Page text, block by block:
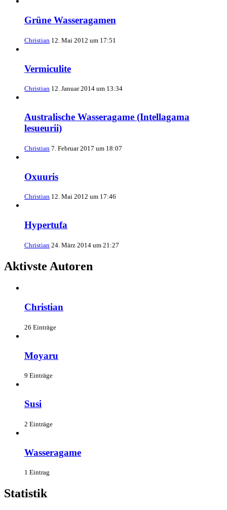
Grüne Wasseragamen
Christian 12. Mai 2012 um 17:51
Vermiculite
Christian 12. Januar 2014 um 13:34
Australische Wasseragame (Intellagama
lesueurii)
Christian 7. Februar 2017 um 18:07
Oxuuris
Christian 12. Mai 2012 um 17:46
Hypertufa
Christian 24. März 2014 um 21:27
Aktivste Autoren
Christian
26 Einträge
Moyaru
9 Einträge
Susi
2 Einträge
Wasseragame
1 Eintrag
Statistik